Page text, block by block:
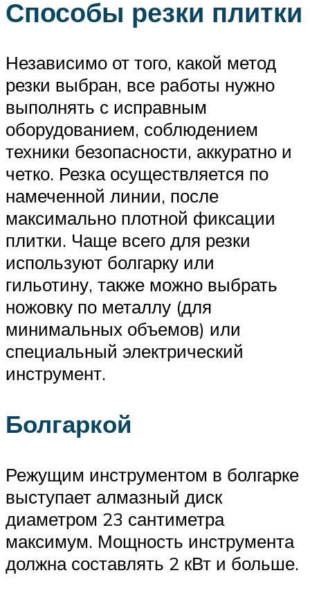
Способы резки плитки
Независимо от того, какой метод
резки выбран, все работы нужно
выполнять с исправным
оборудованием, соблюдением
техники безопасности, аккуратно и
четко. Резка осуществляется по
намеченной линии, после
максимально плотной фиксации
плитки. Чаще всего для резки
используют болгарку или
гильотину, также можно выбрать
ножовку по металлу (для
минимальных объемов) или
специальный электрический
инструмент.
Болгаркой
Режущим инструментом в болгарке
выступает алмазный диск
диаметром 23 сантиметра
максимум. Мощность инструмента
должна составлять 2 кВт и больше.